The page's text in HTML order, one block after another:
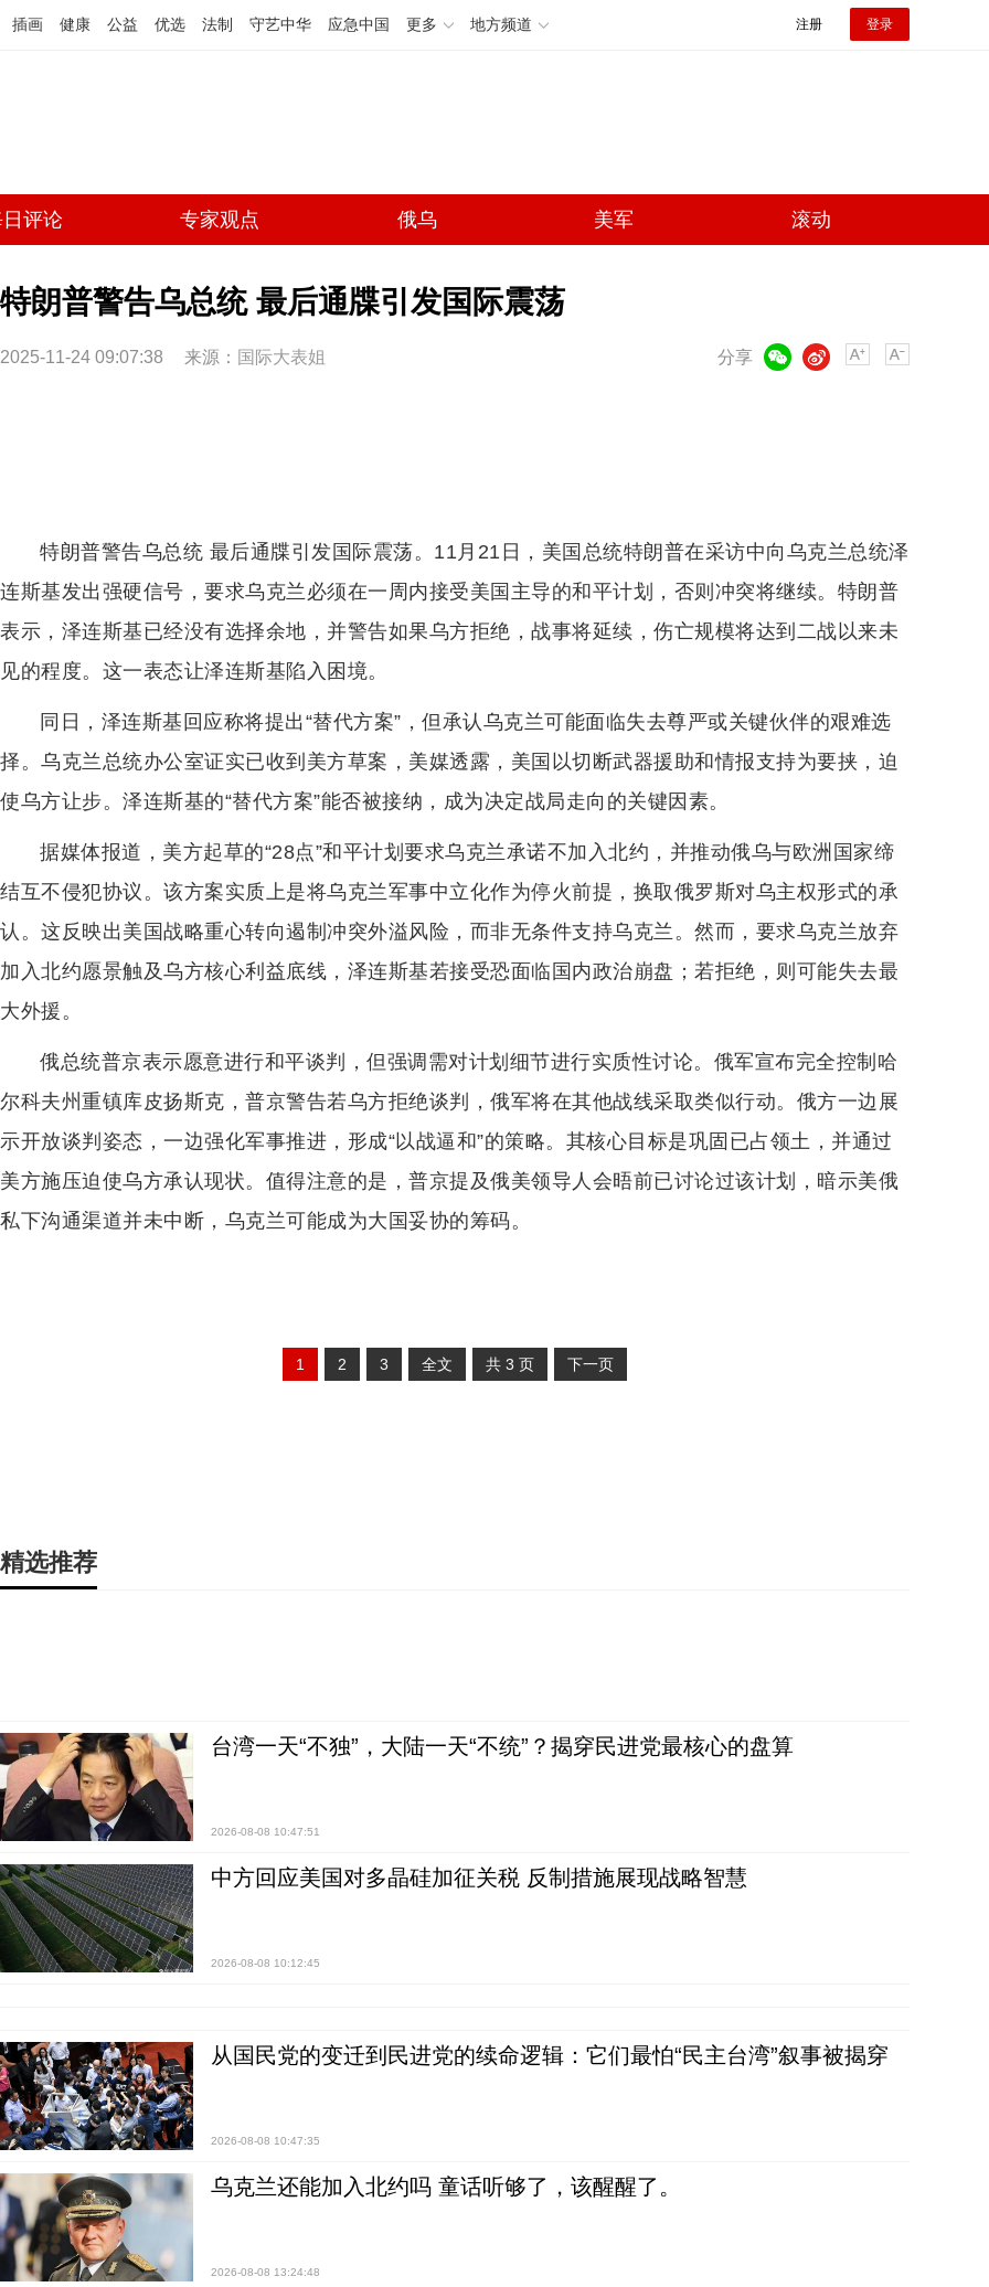
插画 健康 公益 优选 法制 守艺中华 应急中国 更多 地方频道 注册 登录
评论 专家观点 俄乌 美军 滚动
特朗普警告乌总统 最后通牒引发国际震荡
2025-11-24 09:07:38 来源： 国际大表姐 分享
微博
特朗普警告乌总统 最后通牒引发国际震荡。11月21日，美国总统特朗普在采访中向乌克兰总统泽
连斯基发出强硬信号，要求乌克兰必须在一周内接受美国主导的和平计划，否则冲突将继续。特朗普
表示，泽连斯基已经没有选择余地，并警告如果乌方拒绝，战事将延续，伤亡规模将达到二战以来未
见的程度。这一表态让泽连斯基陷入困境。
同日，泽连斯基回应称将提出“替代方案”，但承认乌克兰可能面临失去尊严或关键伙伴的艰难选
择。乌克兰总统办公室证实已收到美方草案，美媒透露，美国以切断武器援助和情报支持为要挟，迫
使乌方让步。泽连斯基的“替代方案”能否被接纳，成为决定战局走向的关键因素。
据媒体报道，美方起草的“28点”和平计划要求乌克兰承诺不加入北约，并推动俄乌与欧洲国家缔
结互不侵犯协议。该方案实质上是将乌克兰军事中立化作为停火前提，换取俄罗斯对乌主权形式的承
认。这反映出美国战略重心转向遏制冲突外溢风险，而非无条件支持乌克兰。然而，要求乌克兰放弃
加入北约愿景触及乌方核心利益底线，泽连斯基若接受恐面临国内政治崩盘；若拒绝，则可能失去最
大外援。
俄总统普京表示愿意进行和平谈判，但强调需对计划细节进行实质性讨论。俄军宣布完全控制哈
尔科夫州重镇库皮扬斯克，普京警告若乌方拒绝谈判，俄军将在其他战线采取类似行动。俄方一边展
示开放谈判姿态，一边强化军事推进，形成“以战逼和”的策略。其核心目标是巩固已占领土，并通过
美方施压迫使乌方承认现状。值得注意的是，普京提及俄美领导人会晤前已讨论过该计划，暗示美俄
私下沟通渠道并未中断，乌克兰可能成为大国妥协的筹码。
1 2 3 全文 共 3 页 下一页
精选推荐
台湾一天“不独”，大陆一天“不统”？揭穿民进党最核心的盘算
2026-08-08 10:47:51
中方回应美国对多晶硅加征关税 反制措施展现战略智慧
2026-08-08 10:12:45
从国民党的变迁到民进党的续命逻辑：它们最怕“民主台湾”叙事被揭穿
2026-08-08 10:47:35
乌克兰还能加入北约吗 童话听够了，该醒醒了。
2026-08-08 13:24:48